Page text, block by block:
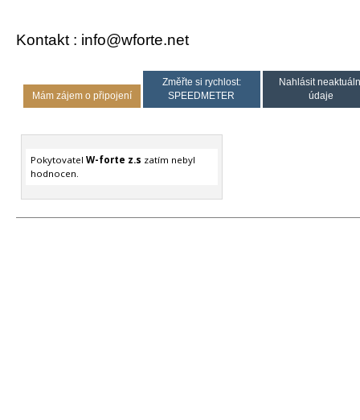
Kontakt : info@wforte.net
Mám zájem o připojení
Změřte si rychlost:
SPEEDMETER
Nahlásit
údaje
Pokytovatel W-forte z.s zatím nebyl
hodnocen.